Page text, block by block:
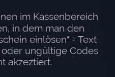
im Kassenbereich
in dem man den
einlösen" - Text
ungültige Codes
akzeztiert.